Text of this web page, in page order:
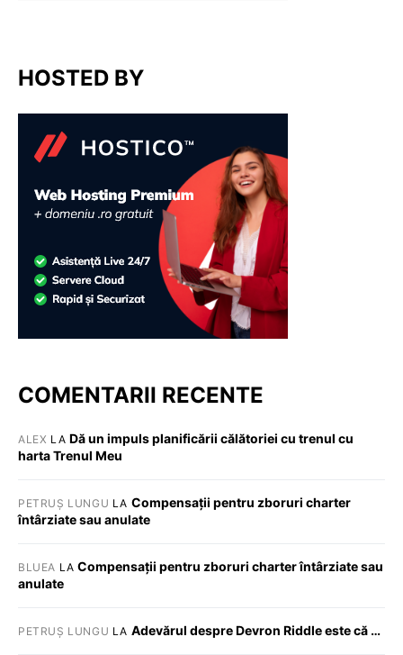
HOSTED BY
COMENTARII RECENTE
ALEX LA Dă un impuls planificării călătoriei cu trenul cu
harta Trenul Meu
PETRUȘ LUNGU LA Compensații pentru zboruri charter
întârziate sau anulate
BLUEA LACompensații pentru zboruri charter întârziate sau
anulate
PETRUȘ LUNGU LA Adevărul despre Devron Riddle este că …